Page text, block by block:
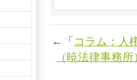
←「 コラム：人
（暁法律事務所